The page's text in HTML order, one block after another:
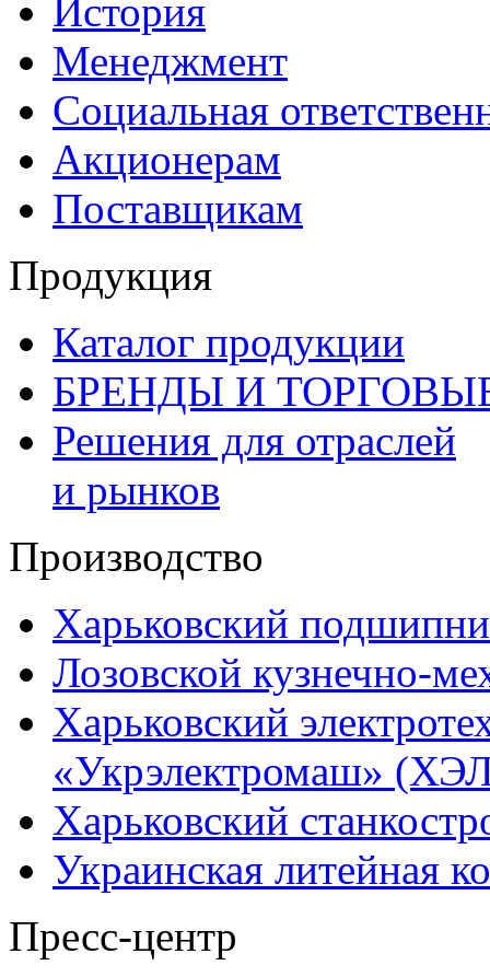
История
Менеджмент
Социальная
Акционерам
Поставщикам
Продукция
Каталог продукции
БРЕНДЫ И
Решения для отраслей
и рынков
Производство
Харьковский
Лозовской кузнечно-
Харьковский
«Укрэлектромаш»
Харьковский
Украинская литейная
Пресс-центр